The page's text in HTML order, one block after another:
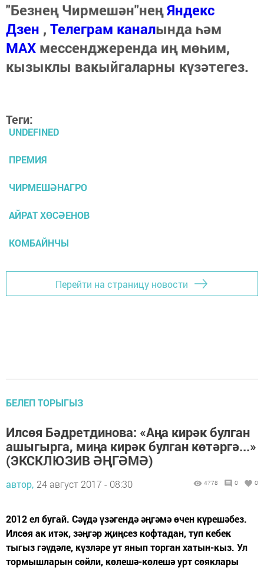
"Безнең Чирмешән"неңЯндекс
Дзен , Телеграм каналында һәм
МАХ мессенджеренда иң мөһим,
кызыклы вакыйгаларны күзәтегез.
Теги:
UNDEFINED
ПРЕМИЯ
ЧИРМЕШӘНАГРО
АЙРАТ ХӨСӘЕНОВ
КОМБАЙНЧЫ
Перейти на страницу новости
БЕЛЕП ТОРЫГЫЗ
Илсөя Бәдретдинова: «Аңа кирәк булган
ашыгырга, миңа кирәк булган көтәргә...»
(ЭКСКЛЮЗИВ ӘҢГӘМӘ)
автор, 24 август 2017 - 08:30 4778 0 0
2012 ел бугай. Сәүдә үзәгендә әңгәмә өчен күрешәбез.
Илсөя ак итәк, зәңгәр җиңсез кофтадан, туп кебек
тыгыз гәүдәле, күзләре ут янып торган хатын-кыз. Ул
тормышларын сөйли, көлешә-көлешә урт сөяклары